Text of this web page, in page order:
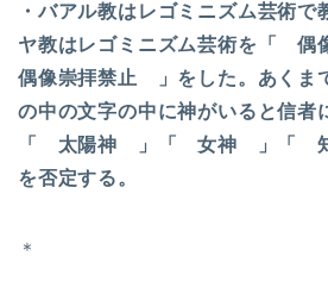
・バアル教はレゴミニズム芸術で
ヤ教はレゴミニズム芸術を「
偶像崇拝禁止 」をした。あくま
の中の文字の中に神がいると信者
「 太陽神 」「 女神 」「
を否定する。
＊